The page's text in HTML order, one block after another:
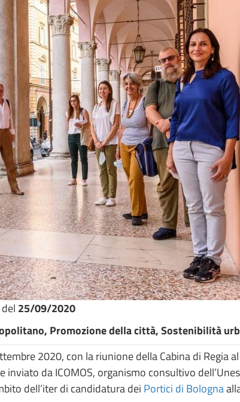
25/09/2020
Promozione della città, Sostenibilità
2020, con la riunione della Cabina di Regia
da ICOMOS, organismo consultivo
dell’iter di candidatura dei Portici di Bologna